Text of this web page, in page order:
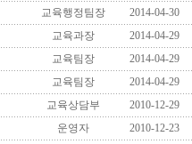
교육행정팀장 2014-04-30
교육과장 2014-04-29
교육팀장 2014-04-29
교육팀장 2014-04-29
교육상담부 2010-12-29
운영자 2010-12-23